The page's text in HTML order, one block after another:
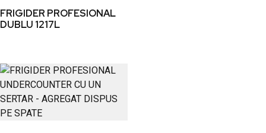
FRIGIDER PROFESIONAL
DUBLU 1217L